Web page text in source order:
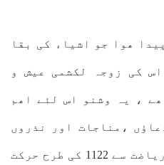
ھوا جو اشیاء کی بقا
کی زوجہ لکشمی عیش و
، یہ وشنو اس لئے اھم
،مناجات اور نذروں
نذرانوں اور تپسیا اور ریاضت سے 1122 کی طرح حرکت